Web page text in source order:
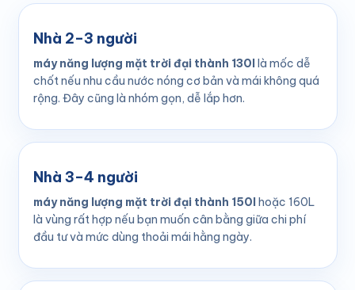
Nhà 2–3 người
máy năng lượng mặt trời đại thành 130llà mốc dễ
chốt nếu nhu cầu nước nóng cơ bản và mái không quá
rộng. Đây cũng là nhóm gọn, dễ lắp hơn.
Nhà 3–4 người
máy năng lượng mặt trời đại thành 150lhoặc 160L
là vùng rất hợp nếu bạn muốn cân bằng giữa chi phí
đầu tư và mức dùng thoải mái hằng ngày.